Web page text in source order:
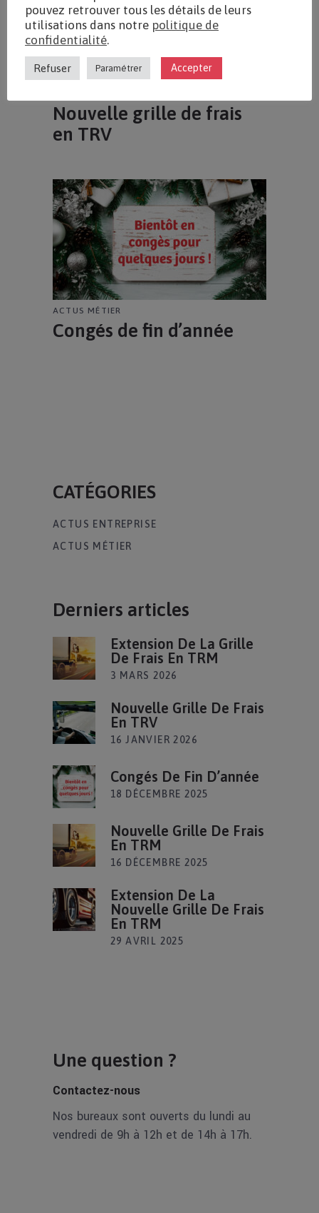
Nouvelle grille de frais
en TRV
ACTUS MÉTIER
Congés de fin d’année
CATÉGORIES
ACTUS ENTREPRISE
ACTUS MÉTIER
Derniers articles
Extension De La Grille
De Frais En TRM
3 MARS 2026
Nouvelle Grille De Frais
En TRV
16 JANVIER 2026
Congés De Fin D’année
18 DÉCEMBRE 2025
Nouvelle Grille De Frais
En TRM
16 DÉCEMBRE 2025
Extension De La
Nouvelle Grille De Frais
En TRM
29 AVRIL 2025
Une question ?
Contactez-nous
Nos bureaux sont ouverts du lundi au
vendredi de 9h à 12h et de 14h à 17h.
pouvez retrouver tous les détails de leurs
utilisations dans notre politique de
confidentialité.
Refuser Paramétrer Accepter